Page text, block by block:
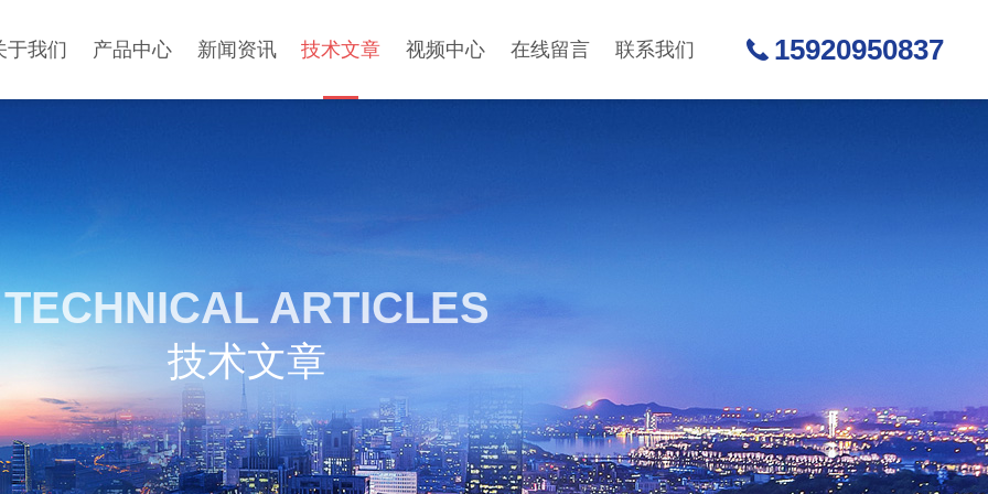
于我们 产品中心 新闻资讯 技术文章 视频中心 在线留言 联系我们 15920950837
TECHNICAL ARTICLES
技术文章